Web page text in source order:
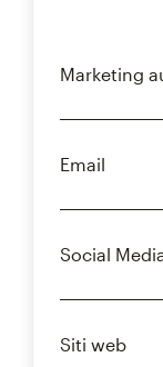
Marketing
Email
Social
Siti web